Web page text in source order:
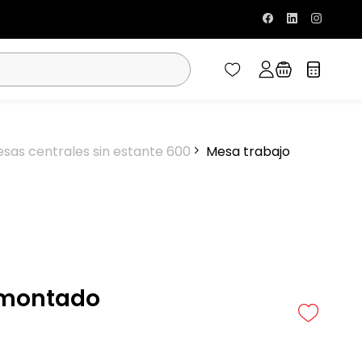
centrales sin estante 600 Mesa trabajo